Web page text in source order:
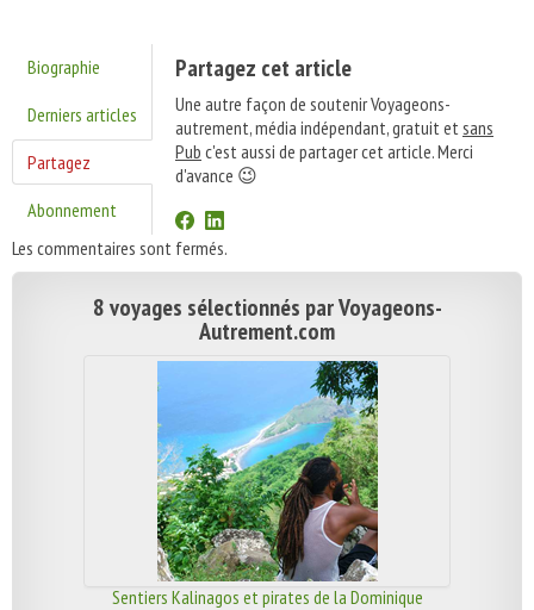
Biographie
Derniers articles
Partagez
Abonnement
Partagez cet article
Une autre façon de soutenir Voyageons-
autrement, média indépendant, gratuit etsans
Pub c'est aussi de partager cet article. Merci
d'avance 😉
Les commentaires sont fermés.
8 voyages sélectionnés par Voyageons-
Autrement.com
Sentiers Kalinagos et pirates de la Dominique